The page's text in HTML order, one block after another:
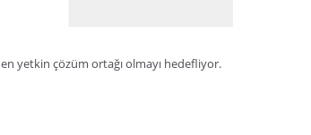
yetkin çözüm ortağı olmayı hedefliyor.